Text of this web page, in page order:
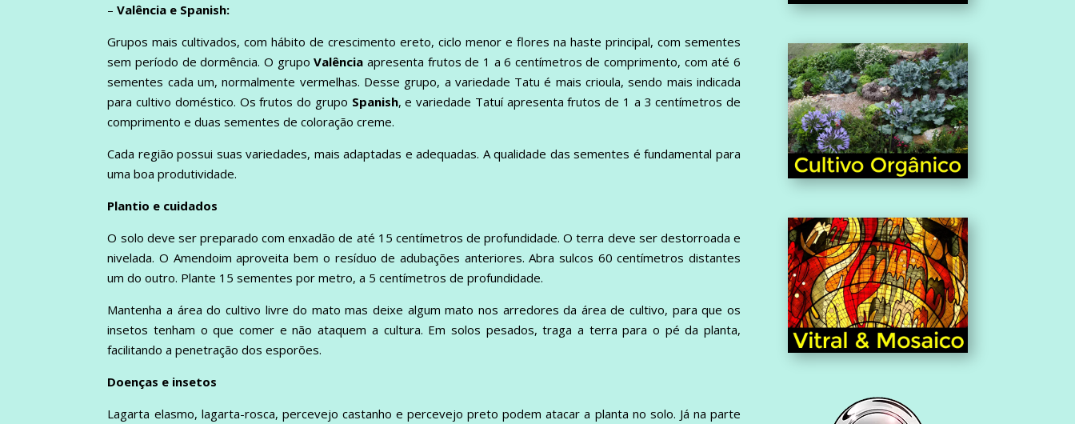
–Valência e Spanish:
Grupos mais cultivados, com hábito de crescimento ereto, ciclo menor e flores na haste principal, com sementes
sem período de dormência. O grupoValência apresenta frutos de 1 a 6 centímetros de comprimento, com até 6
sementes cada um, normalmente vermelhas. Desse grupo, a variedade Tatu é mais crioula, sendo mais indicada
para cultivo doméstico. Os frutos do grupo Spanish, e variedade Tatuí apresenta frutos de 1 a 3 centímetros de
comprimento e duas sementes de coloração creme.
Cada região possui suas variedades, mais adaptadas e adequadas. A qualidade das sementes é fundamental para
uma boa produtividade.
Plantio e cuidados
O solo deve ser preparado com enxadão de até 15 centímetros de profundidade. O terra deve ser destorroada e
nivelada. O Amendoim aproveita bem o resíduo de adubações anteriores. Abra sulcos 60 centímetros distantes
um do outro. Plante 15 sementes por metro, a 5 centímetros de profundidade.
Mantenha a área do cultivo livre do mato mas deixe algum mato nos arredores da área de cultivo, para que os
insetos tenham o que comer e não ataquem a cultura. Em solos pesados, traga a terra para o pé da planta,
facilitando a penetração dos esporões.
Doenças e insetos
Lagarta elasmo, lagarta-rosca, percevejo castanho e percevejo preto podem atacar a planta no solo. Já na parte